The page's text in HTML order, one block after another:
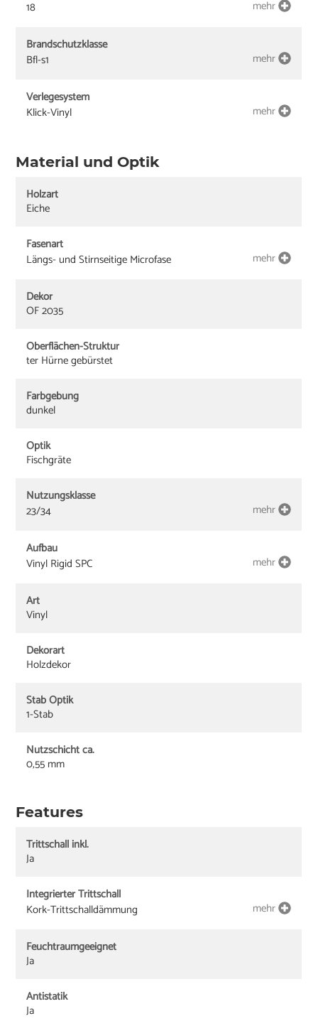
18
mehr
Brandschutzklasse
Bfl-s1
mehr
Verlegesystem
Klick-Vinyl
mehr
Material und Optik
Holzart
Eiche
Fasenart
Längs- und Stirnseitige Microfase
mehr
Dekor
OF 2035
Oberflächen-Struktur
ter Hürne gebürstet
Farbgebung
dunkel
Optik
Fischgräte
Nutzungsklasse
23/34
mehr
Aufbau
Vinyl Rigid SPC
mehr
Art
Vinyl
Dekorart
Holzdekor
Stab Optik
1-Stab
Nutzschicht ca.
0,55 mm
Features
Trittschall inkl.
Ja
Integrierter Trittschall
Kork-Trittschalldämmung
mehr
Feuchtraumgeeignet
Ja
Antistatik
Ja